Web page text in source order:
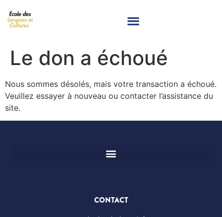
Le don a échoué
Nous sommes désolés, mais votre transaction a échoué.
Veuillez essayer à nouveau ou contacter l’assistance du
site.
CONTACT